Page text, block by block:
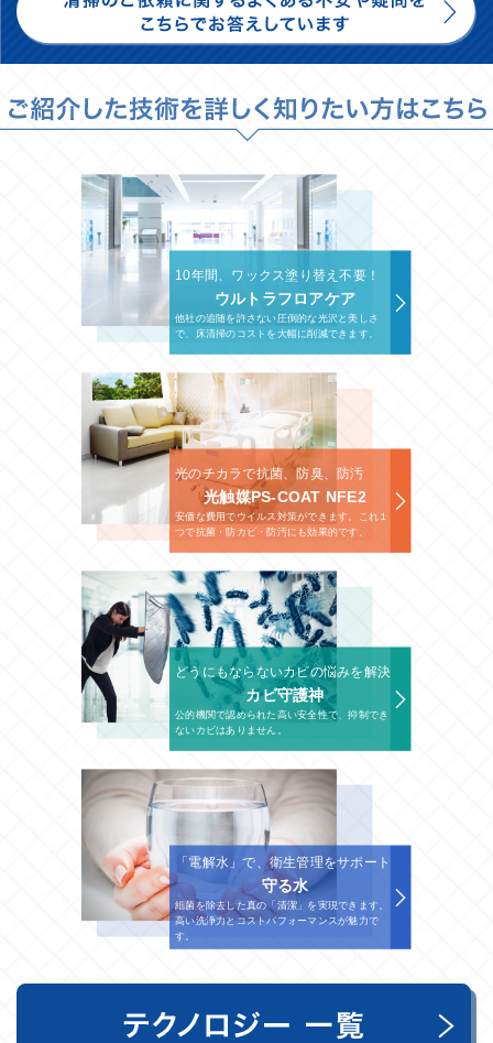
10年間、ワックス塗り替え不要！
ウルトラフロアケア
他社の追随を許さない圧倒的な光沢と美しさ
で、床清掃のコストを大幅に削減できます。
光のチカラで抗菌、防臭、防汚
光触媒PS-COAT NFE2
安価な費用でウイルス対策ができます。これ１
つで抗菌・防カビ・防汚にも効果的です。
どうにもならないカビの悩みを解決
カビ守護神
公的機関で認められた高い安全性で、抑制でき
ないカビはありません。
「電解水」で、衛生管理をサポート
守る水
細菌を除去した真の「清潔」を実現できます。
高い洗浄力とコストパフォーマンスが魅力で
す。